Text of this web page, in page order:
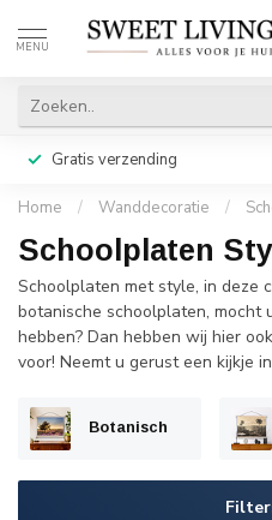
MENU
Gratis verzending
Home / Wanddecoratie /
Schoolplaten
Schoolplaten met style, in deze
botanische schoolplaten, mocht
hebben? Dan hebben wij hier
voor! Neemt u gerust een kijkje
Botanisch